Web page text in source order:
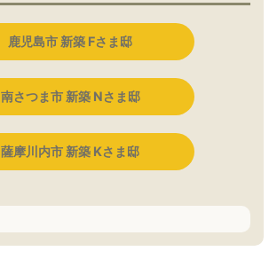
鹿児島市 新築 Fさま邸
南さつま市 新築 Nさま邸
薩摩川内市 新築 Kさま邸